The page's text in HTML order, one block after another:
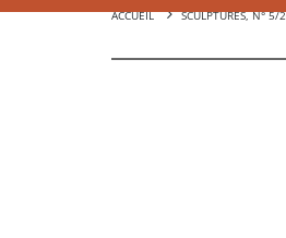
ACCUEIL SCULPTURES, N° 5/